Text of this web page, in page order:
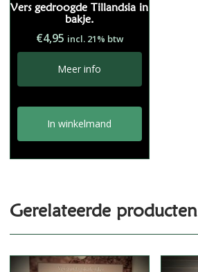
Vers gedroogde Tillandsia in
bakje.
€4,95 incl. 21% btw
Meer info
In winkelmand
Gerelateerde producten